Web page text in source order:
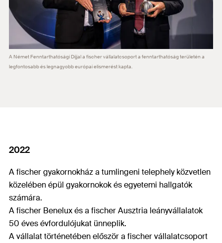
A Német Fenntarthatósági Díjjal a fischer vállalatcsoport a fenntarthatóság területén a
legfontosabb és legnagyobb európai elismerést kapta.
2022
A fischer gyakornokház a tumlingeni telephely közvetlen
közelében épül gyakornokok és egyetemi hallgatók
számára.
A fischer Benelux és a fischer Ausztria leányvállalatok
50 éves évfordulójukat ünneplik.
A vállalat történetében először a fischer vállalatcsoport